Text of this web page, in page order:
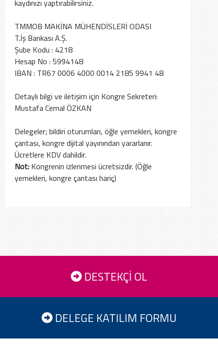
kaydınızı yaptırabilirsiniz.
TMMOB MAKİNA MÜHENDİSLERİ ODASI
T.İş Bankası A.Ş.
Şube Kodu : 4218
Hesap No : 5994148
IBAN : TR67 0006 4000 0014 2185 9941 48
Detaylı bilgi ve iletişim için Kongre Sekreteri:
Mustafa Cemal ÖZKAN
Delegeler; bildiri oturumları, öğle yemekleri, kongre
çantası, kongre dijital yayınından yararlanır.
Not: Kongrenin izlenmesi ücretsizdir. (Öğle
yemekleri, kongre çantası hariç)
DESTEKÇİ OL
DELEGE KATILIM FORMU